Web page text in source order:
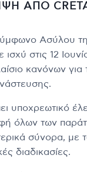
ΑΠΟ
Ασύλου
ισχύ στις 12
κανόνων για
υποχρεωτικό
όλων των
σύνορα, με
διαδικασίες.